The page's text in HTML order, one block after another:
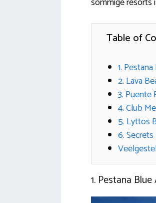
Table of
1.
2. Lava
3. Puente
4. Club
5. Lyttos
6.
1. Pestana